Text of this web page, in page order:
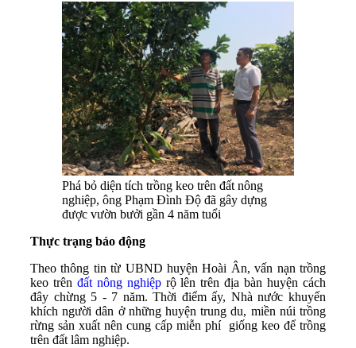
Phá bỏ diện tích trồng keo trên đất nông
nghiệp, ông Phạm Đình Độ đã gây dựng
được vườn bưởi gần 4 năm tuổi
Thực trạng báo động
Theo thông tin từ UBND huyện Hoài Ân, vấn nạn trồng
keo trên đất nông nghiệprộ lên trên địa bàn huyện cách
đây chừng 5 - 7 năm. Thời điểm ấy, Nhà nước khuyến
khích người dân ở những huyện trung du, miền núi trồng
rừng sản xuất nên cung cấp miễn phí giống keo để trồng
trên đất lâm nghiệp.